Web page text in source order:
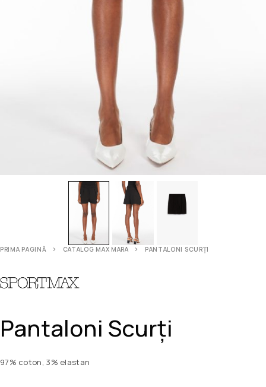
PRIMA PAGINĂ CATALOG MAX MARA PANTALONI SCURȚI
Pantaloni Scurți
97% coton, 3% elastan